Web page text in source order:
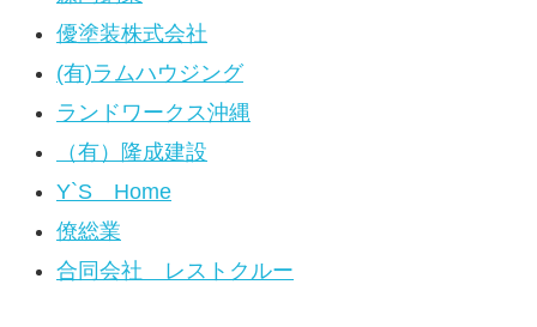
優塗装株式会社
(有)ラムハウジング
ランドワークス沖縄
（有）隆成建設
Y`S Home
僚総業
合同会社 レストクルー